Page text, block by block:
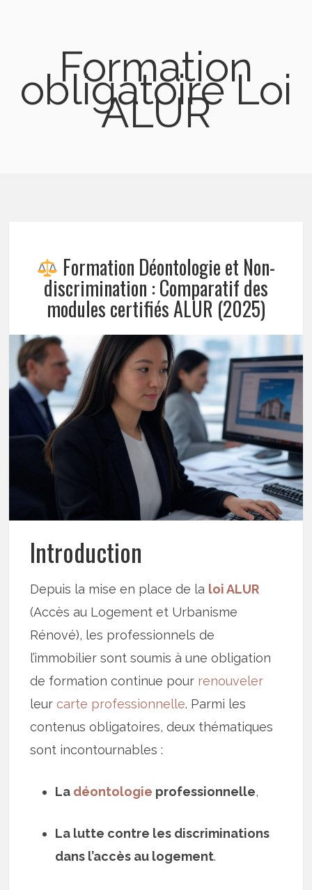
Formation
obligatoire Loi
ALUR
Formation Déontologie et Non-
discrimination : Comparatif des
modules certifiés ALUR (2025)
Introduction
Depuis la mise en place de la loi ALUR
(Accès au Logement et Urbanisme
Rénové), les professionnels de
l’immobilier sont soumis à une obligation
de formation continue pour renouveler
leurcarte professionnelle. Parmi les
contenus obligatoires, deux thématiques
sont incontournables :
La déontologie professionnelle,
La lutte contre les discriminations
dans l’accès au logement.